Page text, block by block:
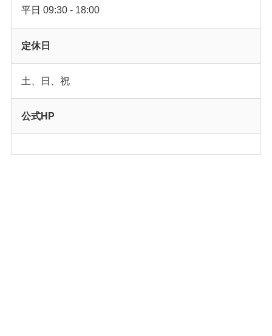
平日 09:30 - 18:00
定休日
土、日、祝
公式HP